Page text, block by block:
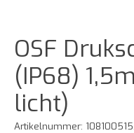
OSF
(IP68)
licht)
Artikelnummer: